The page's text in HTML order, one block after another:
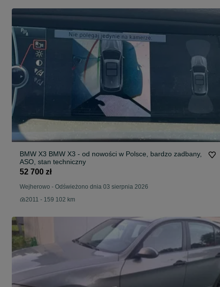
BMW X3 BMW X3 - od nowości w Polsce, bardzo zadbany,
ASO, stan techniczny
52 700 zł
Wejherowo - Odświeżono dnia 03 sierpnia 2026
2011 - 159 102 km